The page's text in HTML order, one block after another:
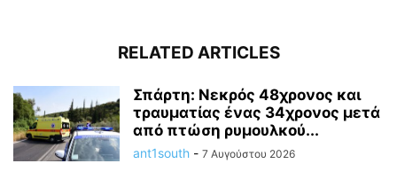
RELATED ARTICLES
Σπάρτη: Νεκρός 48χρονος και
τραυματίας ένας 34χρονος μετά
από πτώση ρυμουλκού...
ant1south - 7 Αυγούστου 2026